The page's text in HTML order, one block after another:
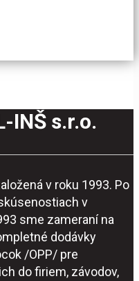
INŠ s.r.o.
v roku 1993. Po
v
sme zameraní na
dodávky
/OPP/ pre
do firiem, závodov,